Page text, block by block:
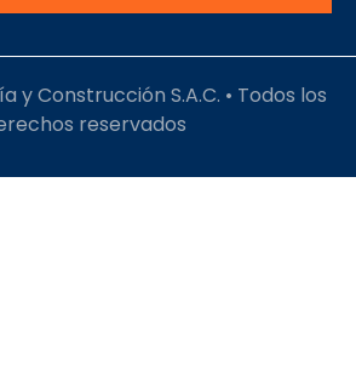
y Construcción S.A.C. • Todos los
reservados